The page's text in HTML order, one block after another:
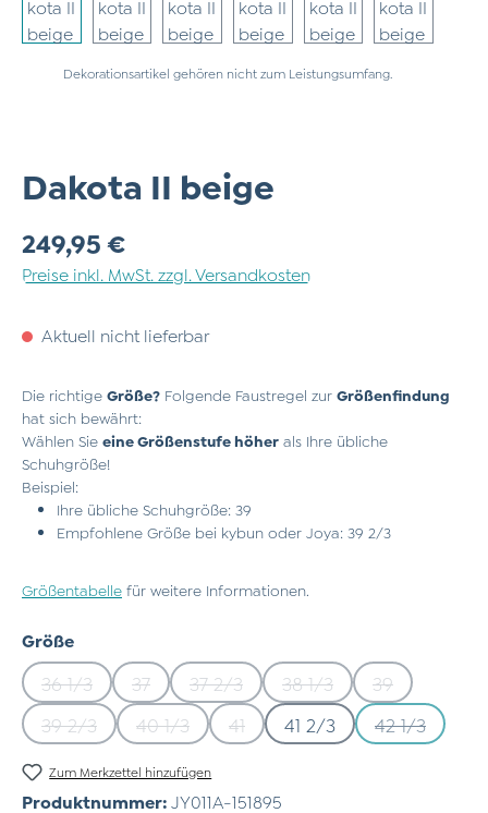
Dekorationsartikel gehören nicht zum Leistungsumfang.
Dakota II beige
Regulärer Preis:
249,95 €
Preise inkl. MwSt. zzgl. Versandkosten
Aktuell nicht lieferbar
Die richtige Größe? Folgende Faustregel zur Größenfindung
hat sich bewährt:
Wählen Sie eine Größenstufe höher als Ihre übliche
Schuhgröße!
Beispiel:
Ihre übliche Schuhgröße: 39
Empfohlene Größe bei kybun oder Joya: 39 2/3
Größentabelle für weitere Informationen.
Größeauswählen
36 1/3(Diese Option ist zurzeit nicht verfügbar.)
37(Diese Option ist zurzeit nicht verfügbar.)
37 2/3(Diese Option ist zurzeit nicht
38 1/3(Diese Option ist
39(Diese
39 2/3(Diese Option ist zurzeit nicht verfügbar.)
40 1/3(Diese Option ist zurzeit nicht verfügbar.)
41(Diese Option ist zurzeit nicht
41 2/3 42 1/3(Diese
Zum Merkzettel hinzufügen
Produktnummer: JY011A-151895